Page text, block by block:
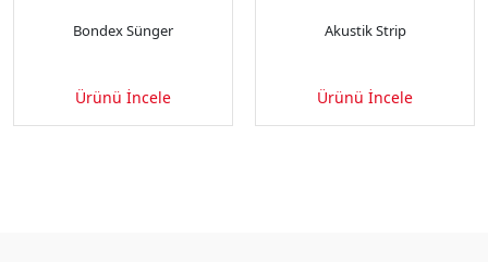
Bondex Sünger
Ürünü İncele
Akustik Strip
Ürünü İncele